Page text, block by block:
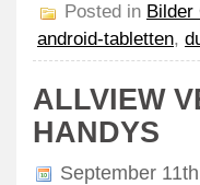
Posted in Bilder
android-tabletten,
ALLVIEW
HANDYS
September